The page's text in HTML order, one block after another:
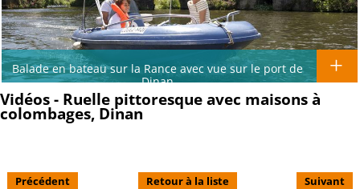
Balade en bateau sur la Rance avec vue sur le port de
Dinan
Vidéos - Ruelle pittoresque avec maisons à
colombages, Dinan
Précédent Retour à la liste Suivant